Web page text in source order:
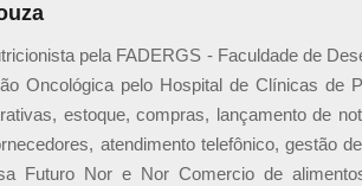
pela FADERGS - Faculdade de
Oncológica pelo Hospital de Clínicas de
estoque, compras, lançamento de
atendimento telefônico, gestão
Futuro Nor e Nor Comercio de